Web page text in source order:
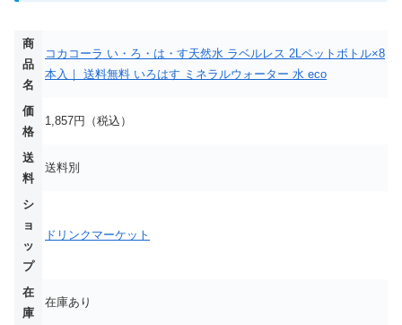
商
品
名
コカコーラ い・ろ・は・す天然水 ラベルレス 2Lペットボトル×8
本入｜ 送料無料 いろはす ミネラルウォーター 水 eco
価
格
1,857円（税込）
送
料
送料別
シ
ョ
ッ
プ
ドリンクマーケット
在
庫
在庫あり